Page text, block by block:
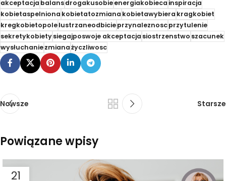
akceptacjabalansdrogakusobieenergiakobiecainspiracja
kobietaspelnionakobietatozmianakobietawybierakragkobiet
kregkobietopolelustrzaneodbicieprzynaleznoscprzytulenie
sekretykobietysiegajposwoje akceptacjasiostrzenstwoszacunek
wysłuchaniezmianażyczliwosc
Nowsze Starsze
Powiązane wpisy
21